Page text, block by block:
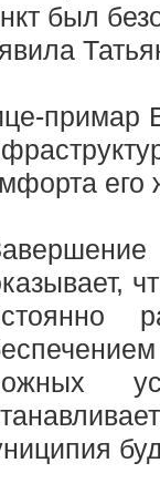
был
примар
его